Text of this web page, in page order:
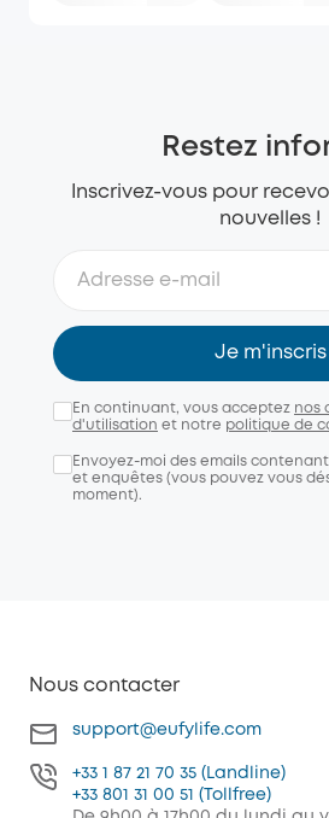
Restez
Inscrivez-vous pour
nouvelles !
Je m'inscris
En continuant, vous acceptez nos
d'utilisation et notre politique de
Envoyez-moi des emails
et enquêtes (vous pouvez vous
moment).
Nous contacter
support@eufylife.com
+33 1 87 21 70 35 (Landline)
+33 801 31 00 51 (Tollfree)